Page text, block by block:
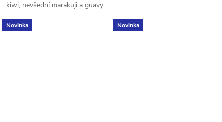
kiwi, nevšední marakuji a guavy.
Novinka Novinka